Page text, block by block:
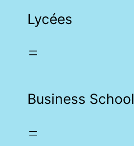
Lycées
Business School